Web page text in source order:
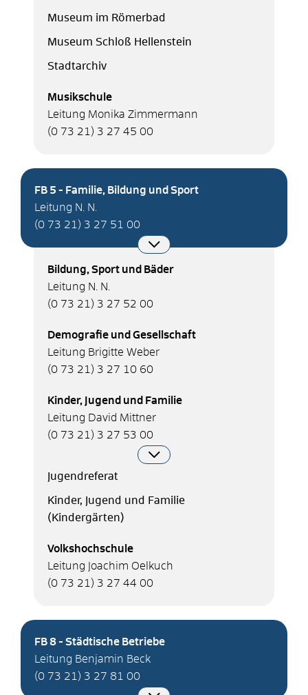
Museum im Römerbad
Museum Schloß Hellenstein
Stadtarchiv
Musikschule
Leitung Monika Zimmermann
(0 73 21) 3 27 45 00
FB 5 - Familie, Bildung und Sport
Leitung N. N.
(0 73 21) 3 27 51 00
Bildung, Sport und Bäder
Leitung N. N.
(0 73 21) 3 27 52 00
Demografie und Gesellschaft
Leitung Brigitte Weber
(0 73 21) 3 27 10 60
Kinder, Jugend und Familie
Leitung David Mittner
(0 73 21) 3 27 53 00
Jugendreferat
Kinder, Jugend und Familie
(Kindergärten)
Volkshochschule
Leitung Joachim Oelkuch
(0 73 21) 3 27 44 00
FB 8 - Städtische Betriebe
Leitung Benjamin Beck
(0 73 21) 3 27 81 00